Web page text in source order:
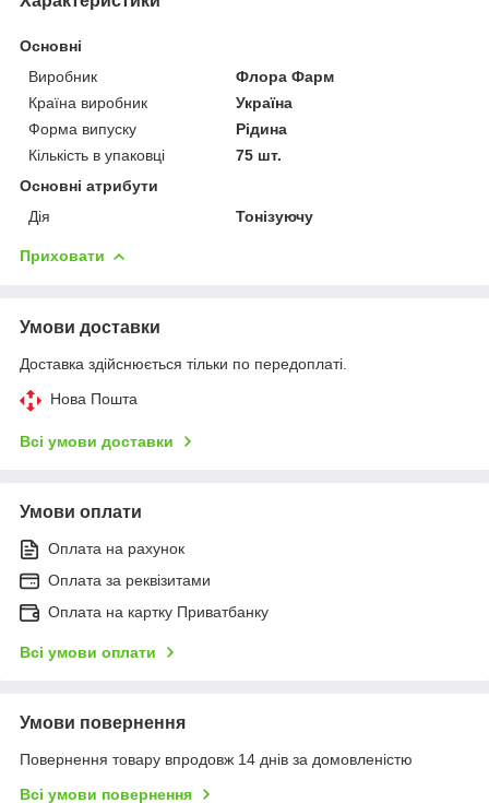
Основні
Виробник
Флора Фарм
Країна виробник
Україна
Форма випуску
Рідина
Кількість в упаковці
75 шт.
Основні атрибути
Дія
Тонізуючу
Приховати
Умови доставки
Доставка здійснюється тільки по передоплаті.
Нова Пошта
Всі умови доставки
Умови оплати
Оплата на рахунок
Оплата за реквізитами
Оплата на картку Приватбанку
Всі умови оплати
Умови повернення
Повернення товару впродовж 14 днів за домовленістю
Всі умови повернення